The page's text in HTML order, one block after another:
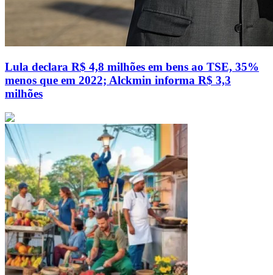
Lula declara R$ 4,8 milhões em bens ao TSE, 35%
menos que em 2022; Alckmin informa R$ 3,3
milhões